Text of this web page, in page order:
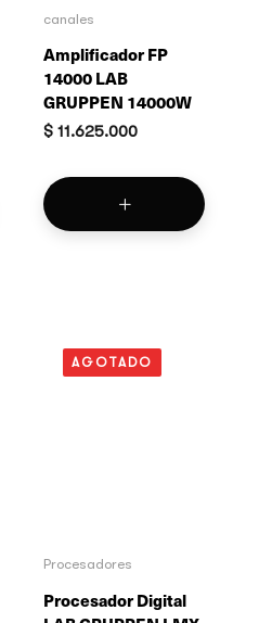
canales
Amplificador FP
14000 LAB
GRUPPEN 14000W
$ 11.625.000
AGOTADO
Procesadores
Procesador Digital